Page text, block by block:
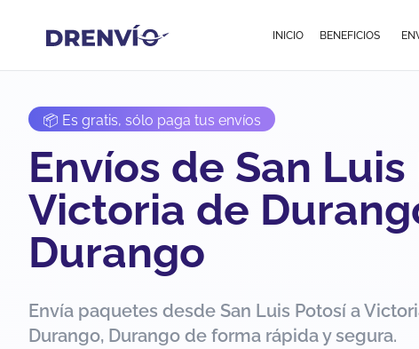
INICIO BENEFICIOS
📦 Es gratis, sólo paga tus envíos
Envíos de San Luis
Victoria de
Durango
Envía paquetes desde San Luis Potosí a
Durango, Durango de forma rápida y segura.